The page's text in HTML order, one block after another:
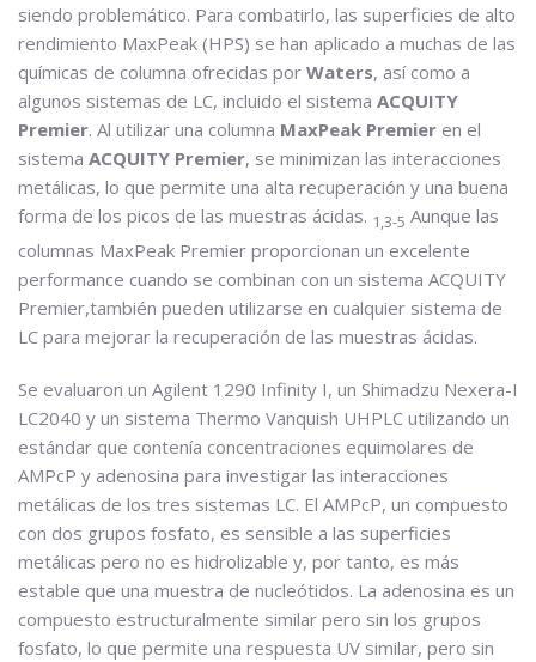
siendo problemático. Para combatirlo, las superficies de alto
rendimiento MaxPeak (HPS) se han aplicado a muchas de las
químicas de columna ofrecidas por Waters, así como a
algunos sistemas de LC, incluido el sistema ACQUITY
Premier. Al utilizar una columna MaxPeak Premier en el
sistema ACQUITY Premier, se minimizan las interacciones
metálicas, lo que permite una alta recuperación y una buena
forma de los picos de las muestras ácidas. 1,3-5 Aunque las
columnas MaxPeak Premier proporcionan un excelente
performance cuando se combinan con un sistema ACQUITY
Premier,también pueden utilizarse en cualquier sistema de
LC para mejorar la recuperación de las muestras ácidas.
Se evaluaron un Agilent 1290 Infinity I, un Shimadzu Nexera-I
LC2040 y un sistema Thermo Vanquish UHPLC utilizando un
estándar que contenía concentraciones equimolares de
AMPcP y adenosina para investigar las interacciones
metálicas de los tres sistemas LC. El AMPcP, un compuesto
con dos grupos fosfato, es sensible a las superficies
metálicas pero no es hidrolizable y, por tanto, es más
estable que una muestra de nucleótidos. La adenosina es un
compuesto estructuralmente similar pero sin los grupos
fosfato, lo que permite una respuesta UV similar, pero sin